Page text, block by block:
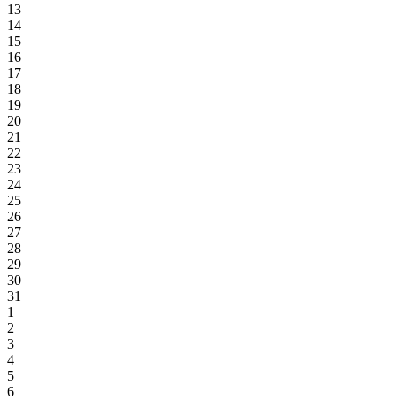
13
14
15
16
17
18
19
20
21
22
23
24
25
26
27
28
29
30
31
1
2
3
4
5
6